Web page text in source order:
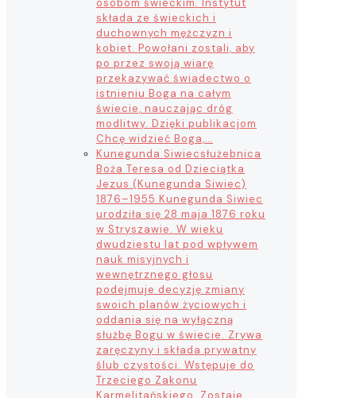
składa ze świeckich i
duchownych mężczyzn i
kobiet. Powołani zostali, aby
po przez swoją wiarę
przekazywać świadectwo o
istnieniu Boga na całym
świecie, nauczając dróg
modlitwy. Dzięki publikacjom
Chcę widzieć Boga,…
Kunegunda Siwiecsłużebnica
Boża Teresa od Dzieciątka
Jezus (Kunegunda Siwiec)
1876–1955 Kunegunda Siwiec
urodziła się 28 maja 1876 roku
w Stryszawie. W wieku
dwudziestu lat pod wpływem
nauk misyjnych i
wewnętrznego głosu
podejmuje decyzję zmiany
swoich planów życiowych i
oddania się na wyłączną
służbę Bogu w świecie. Zrywa
zaręczyny i składa prywatny
ślub czystości. Wstępuje do
Trzeciego Zakonu
Karmelitańskiego. Zostaje